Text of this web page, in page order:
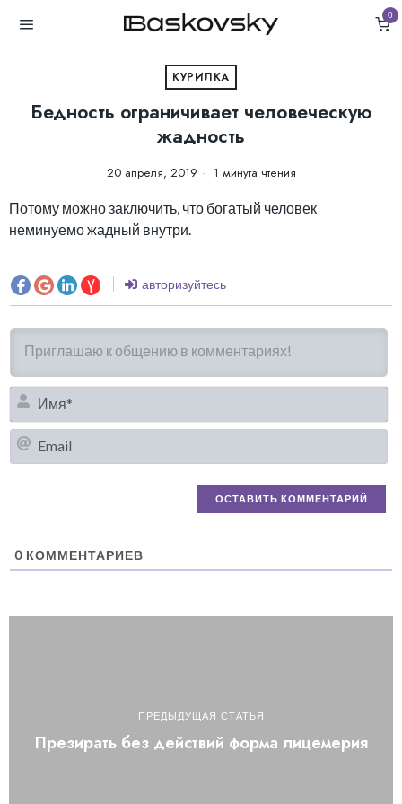
0
КУРИЛКА
Бедность ограничивает человеческую
жадность
20 апреля, 2019 1 минута чтения
Потому можно заключить, что богатый человек
неминуемо жадный внутри.
авторизуйтесь
0 КОММЕНТАРИЕВ
ПРЕДЫДУЩАЯ СТАТЬЯ
Презирать без действий форма лицемерия